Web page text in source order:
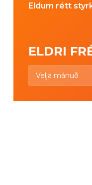
Eldum rétt
ELDRI
Eldri
fréttir